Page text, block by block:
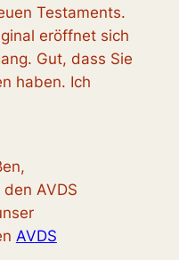
Testaments.
eröffnet sich
Gut, dass Sie
haben. Ich
AVDS
AVDS